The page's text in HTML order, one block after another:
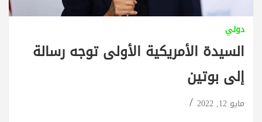
دولي
السيدة الأمريكية الأولى توجه رسالة
إلى بوتين
مايو 12, 2022